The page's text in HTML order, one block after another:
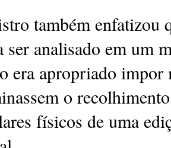
também enfatizou
ser analisado em um
era apropriado
o
físicos de uma